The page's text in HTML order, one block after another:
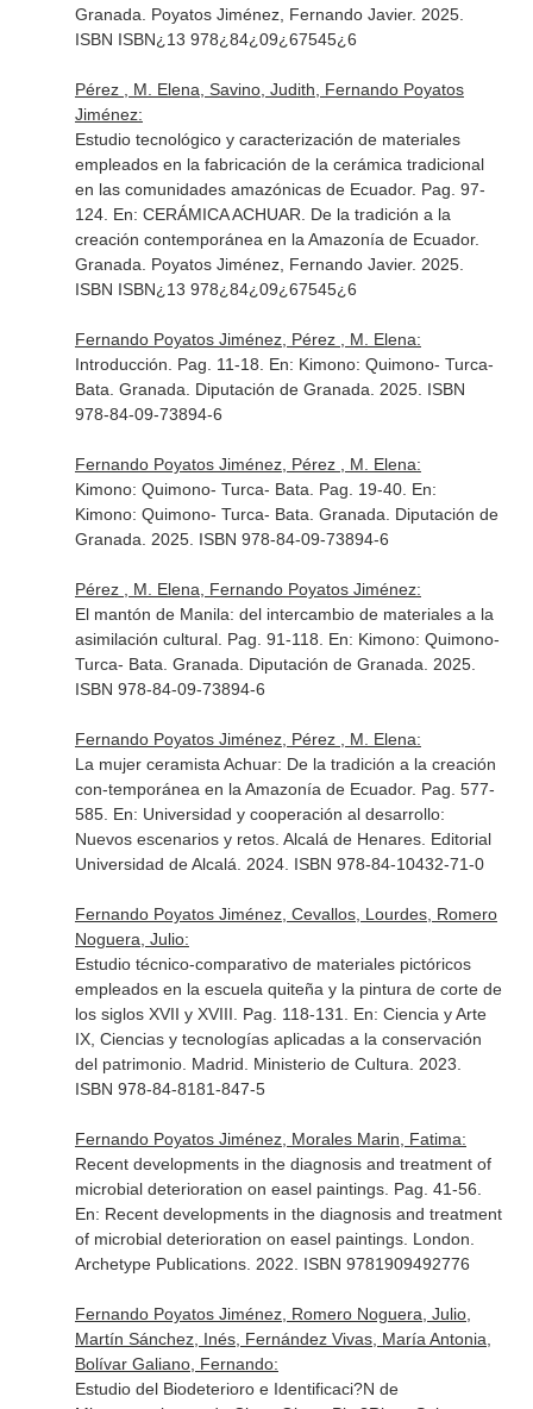
Granada. Poyatos Jiménez, Fernando Javier. 2025.
ISBN ISBN¿13 978¿84¿09¿67545¿6
Pérez , M. Elena, Savino, Judith, Fernando Poyatos
Jiménez:
Estudio tecnológico y caracterización de materiales
empleados en la fabricación de la cerámica tradicional
en las comunidades amazónicas de Ecuador. Pag. 97-
124. En: CERÁMICA ACHUAR. De la tradición a la
creación contemporánea en la Amazonía de Ecuador.
Granada. Poyatos Jiménez, Fernando Javier. 2025.
ISBN ISBN¿13 978¿84¿09¿67545¿6
Fernando Poyatos Jiménez, Pérez , M. Elena:
Introducción. Pag. 11-18. En: Kimono: Quimono- Turca-
Bata . Granada. Diputación de Granada. 2025. ISBN
978-84-09-73894-6
Fernando Poyatos Jiménez, Pérez , M. Elena:
Kimono: Quimono- Turca- Bata. Pag. 19-40. En:
Kimono: Quimono- Turca- Bata . Granada. Diputación de
Granada. 2025. ISBN 978-84-09-73894-6
Pérez , M. Elena, Fernando Poyatos Jiménez:
El mantón de Manila: del intercambio de materiales a la
asimilación cultural. Pag. 91-118. En: Kimono: Quimono-
Turca- Bata . Granada. Diputación de Granada. 2025.
ISBN 978-84-09-73894-6
Fernando Poyatos Jiménez, Pérez , M. Elena:
La mujer ceramista Achuar: De la tradición a la creación
con-temporánea en la Amazonía de Ecuador. Pag. 577-
585. En: Universidad y cooperación al desarrollo:
Nuevos escenarios y retos. Alcalá de Henares. Editorial
Universidad de Alcalá. 2024. ISBN 978-84-10432-71-0
Fernando Poyatos Jiménez, Cevallos, Lourdes, Romero
Noguera, Julio:
Estudio técnico-comparativo de materiales pictóricos
empleados en la escuela quiteña y la pintura de corte de
los siglos XVII y XVIII. Pag. 118-131. En: Ciencia y Arte
IX, Ciencias y tecnologías aplicadas a la conservación
del patrimonio. Madrid. Ministerio de Cultura. 2023.
ISBN 978-84-8181-847-5
Fernando Poyatos Jiménez, Morales Marin, Fatima:
Recent developments in the diagnosis and treatment of
microbial deterioration on easel paintings. Pag. 41-56.
En: Recent developments in the diagnosis and treatment
of microbial deterioration on easel paintings. London.
Archetype Publications. 2022. ISBN 9781909492776
Fernando Poyatos Jiménez, Romero Noguera, Julio,
Martín Sánchez, Inés, Fernández Vivas, María Antonia,
Bolívar Galiano, Fernando:
Estudio del Biodeterioro e Identificaci?N de